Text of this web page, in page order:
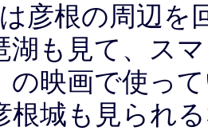
彦根の周辺を
湖も見て、ス
の映画で使っ
根城も見られ